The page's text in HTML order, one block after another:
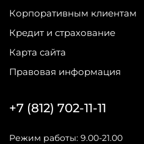
Корпоративным клиентам
Кредит и страхование
Карта сайта
Правовая информация
+7 (812) 702-11-11
Режим работы: 9.00-21.00